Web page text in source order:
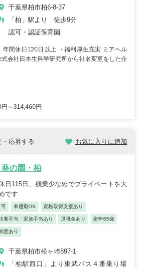
千葉県柏市柏6-8-37
「柏」駅より 徒歩9分
認可・認証保育園
年間休日120日以上 ・福利厚生充実 ミアヘル
会社日本生科学研究所から社名変更をした企
～314,460円
応募する お気に入りに追加
葵の園・柏
日115日、残業少なめでプライベートを大
です
可 車通勤OK 資格取得支援あり
養手当・家族手当あり 退職金あり 定年65歳
度あり
千葉県柏市松ヶ崎897-1
「柏駅西口」より東武バス４番乗り場